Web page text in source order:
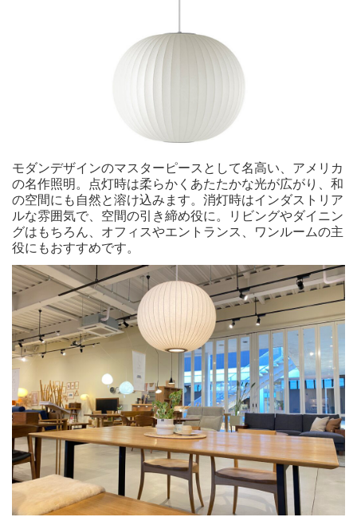
モダンデザインのマスターピースとして名高い、アメリカ
の名作照明。点灯時は柔らかくあたたかな光が広がり、和
の空間にも自然と溶け込みます。消灯時はインダストリア
ルな雰囲気で、空間の引き締め役に。リビングやダイニン
グはもちろん、オフィスやエントランス、ワンルームの主
役にもおすすめです。